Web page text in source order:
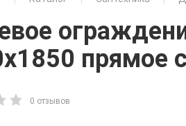
прямое
0 отзывов